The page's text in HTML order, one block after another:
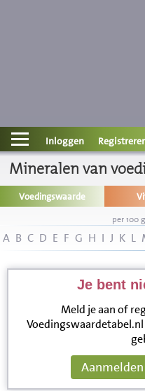
Contact
Informatie
Disclaimer
Inloggen
Mineralen van
Voedingswaarde
per 100
A B C D E F G H I J K L
Je bent
Meld je aan of
Aanmelden